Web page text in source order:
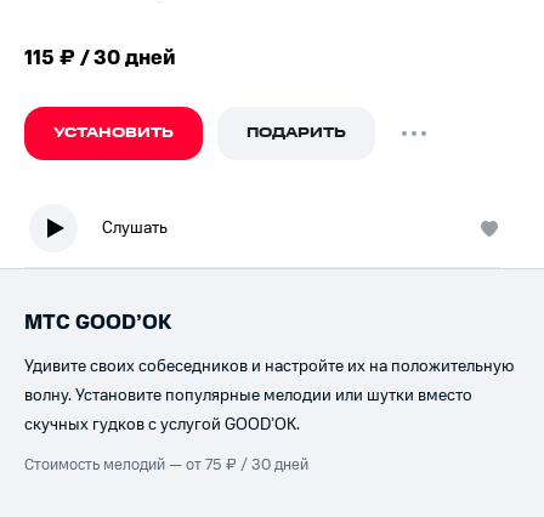
115 ₽ / 30 дней
УСТАНОВИТЬ ПОДАРИТЬ
Слушать
МТС GOOD’OK
Удивите своих собеседников и настройте их на положительную
волну. Установите популярные мелодии или шутки вместо
скучных гудков с услугой GOOD’OK.
Стоимость мелодий — от 75 ₽ / 30 дней